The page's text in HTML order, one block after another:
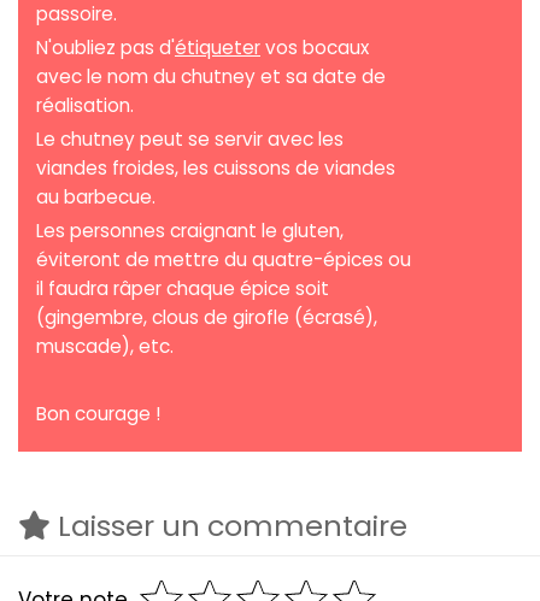
passoire.
N'oubliez pas d'étiquetervos bocaux
avec le nom du chutney et sa date de
réalisation.
Le chutney peut se servir avec les
viandes froides, les cuissons de viandes
au barbecue.
Les personnes craignant le gluten,
éviteront de mettre du quatre-épices ou
il faudra râper chaque épice soit
(gingembre, clous de girofle (écrasé),
muscade), etc.
Bon courage !
Laisser un commentaire